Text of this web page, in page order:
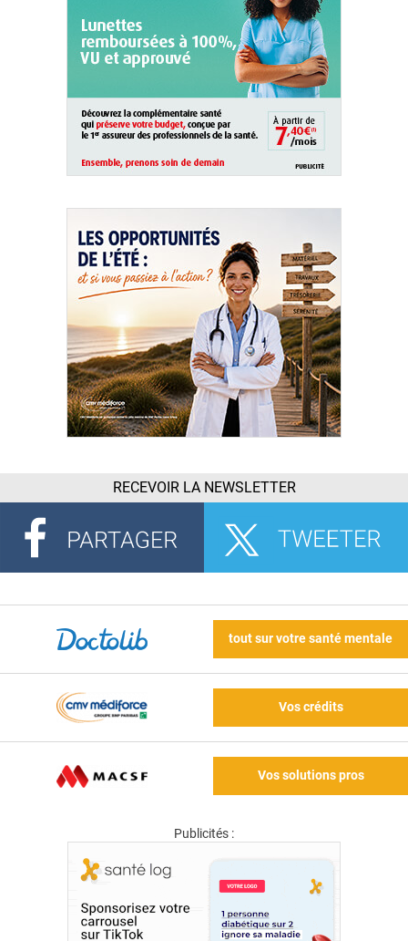
RECEVOIR LA NEWSLETTER
tout sur votre santé mentale
Vos crédits
Vos solutions pros
Publicités :